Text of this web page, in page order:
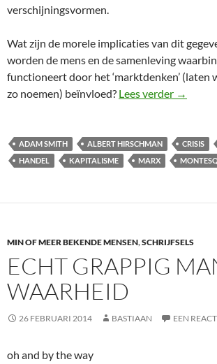
verschijningsvormen.
Wat zijn de morele implicaties van dit
worden de mens en de samenleving
functioneert door het ‘marktdenken’ (laten
zo noemen) beïnvloed? Lees verder Het
→
ADAM SMITH ALBERT HIRSCHMAN CRISIS
HANDEL
KAPITALISME MARX
MIN OF MEER BEKENDE MENSEN,SCHRIJFSELS
ECHT GRAPPIG
WAARHEID
26 FEBRUARI 2014 BASTIAAN EEN
oh and by the way